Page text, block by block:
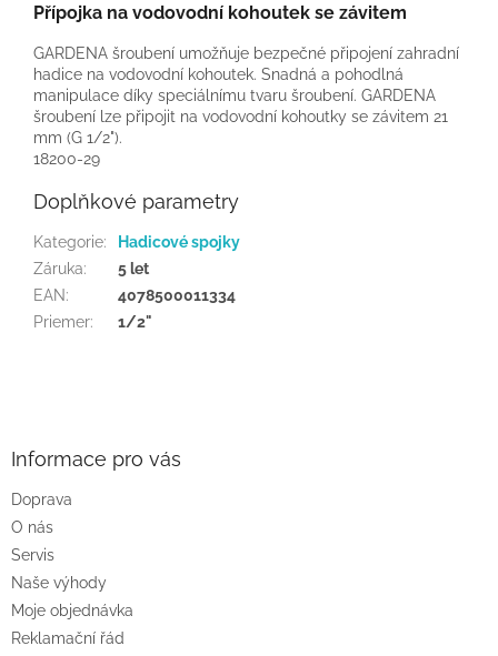
Přípojka na vodovodní kohoutek se závitem
GARDENA šroubení umožňuje bezpečné připojení zahradní
hadice na vodovodní kohoutek. Snadná a pohodlná
manipulace díky speciálnímu tvaru šroubení. GARDENA
šroubení lze připojit na vodovodní kohoutky se závitem 21
mm (G 1/2").
18200-29
Doplňkové parametry
Kategorie:
Hadicové spojky
Záruka:
5 let
EAN:
4078500011334
Priemer: 1/2"
Informace pro vás
Doprava
O nás
Servis
Naše výhody
Moje objednávka
Reklamační řád